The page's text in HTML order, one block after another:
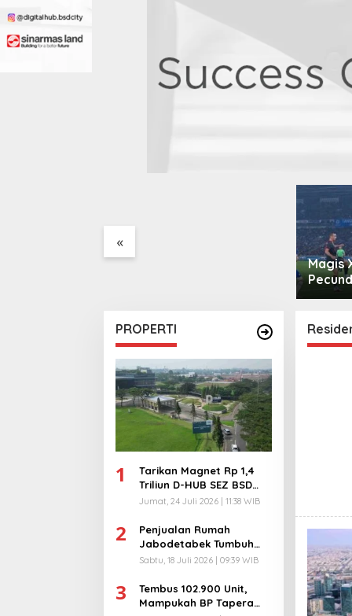
«
Magis
PROPERTI
1
Tarikan Magnet Rp 1,4
Triliun D-HUB SEZ BSD
City, Buka 1736
Jumat, 24 Juli 2026 | 11:38 WIB
2
Penjualan Rumah
Jabodetabek Tumbuh
94%! Developer
Ekstra
Sabtu, 18 Juli 2026 | 09:39 WIB
3
Tembus 102.900 Unit,
Mampukah BP Tapera